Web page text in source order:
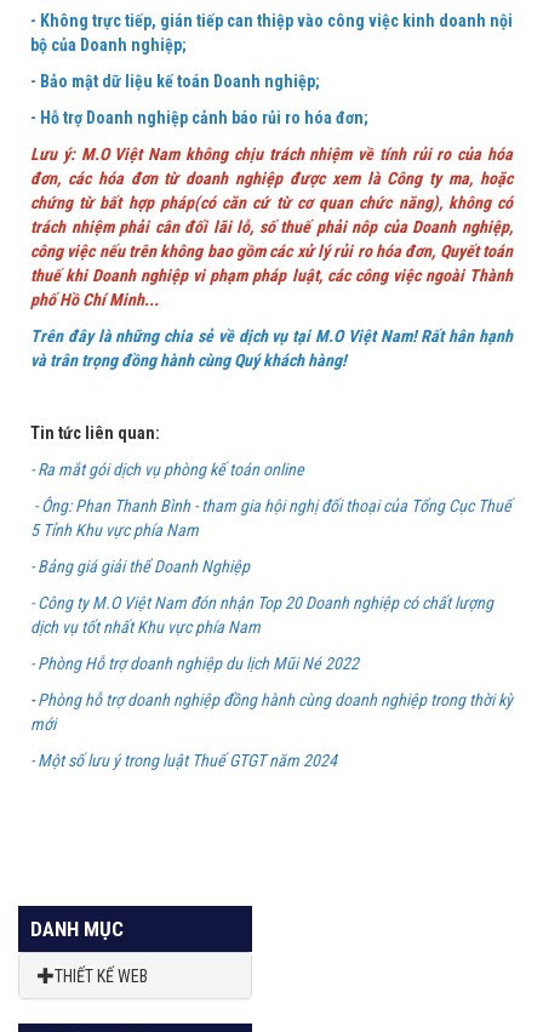
- Không trực tiếp, gián tiếp can thiệp vào công việc kinh doanh nội
bộ của Doanh nghiệp;
- Bảo mật dữ liệu kế toán Doanh nghiệp;
- Hỗ trợ Doanh nghiệp cảnh báo rủi ro hóa đơn;
Lưu ý: M.O Việt Nam không chịu trách nhiệm về tính rủi ro của hóa
đơn, các hóa đơn từ doanh nghiệp được xem là Công ty ma, hoặc
chứng từ bất hợp pháp(có căn cứ từ cơ quan chức năng), không có
trách nhiệm phải cân đối lãi lỗ, số thuế phải nôp của Doanh nghiệp,
công việc nếu trên không bao gồm các xử lý rủi ro hóa đơn, Quyết toán
thuế khi Doanh nghiệp vi phạm pháp luật, các công việc ngoài Thành
phố Hồ Chí Minh...
Trên đây là những chia sẻ về dịch vụ tại M.O Việt Nam! Rất hân hạnh
và trân trọng đồng hành cùng Quý khách hàng!
Tin tức liên quan:
- Ra mắt gói dịch vụ phòng kế toán online
- Ông: Phan Thanh Bình - tham gia hội nghị đối thoại của Tổng Cục Thuế
5 Tỉnh Khu vực phía Nam
- Bảng giá giải thể Doanh Nghiệp
- Công ty M.O Việt Nam đón nhận Top 20 Doanh nghiệp có chất lượng
dịch vụ tốt nhất Khu vực phía Nam
- Phòng Hỗ trợ doanh nghiệp du lịch Mũi Né 2022
-Phòng hỗ trợ doanh nghiệp đồng hành cùng doanh nghiệp trong thời kỳ
mới
- Một số lưu ý trong luật Thuế GTGT năm 2024
DANH MỤC
THIẾT KẾ WEB